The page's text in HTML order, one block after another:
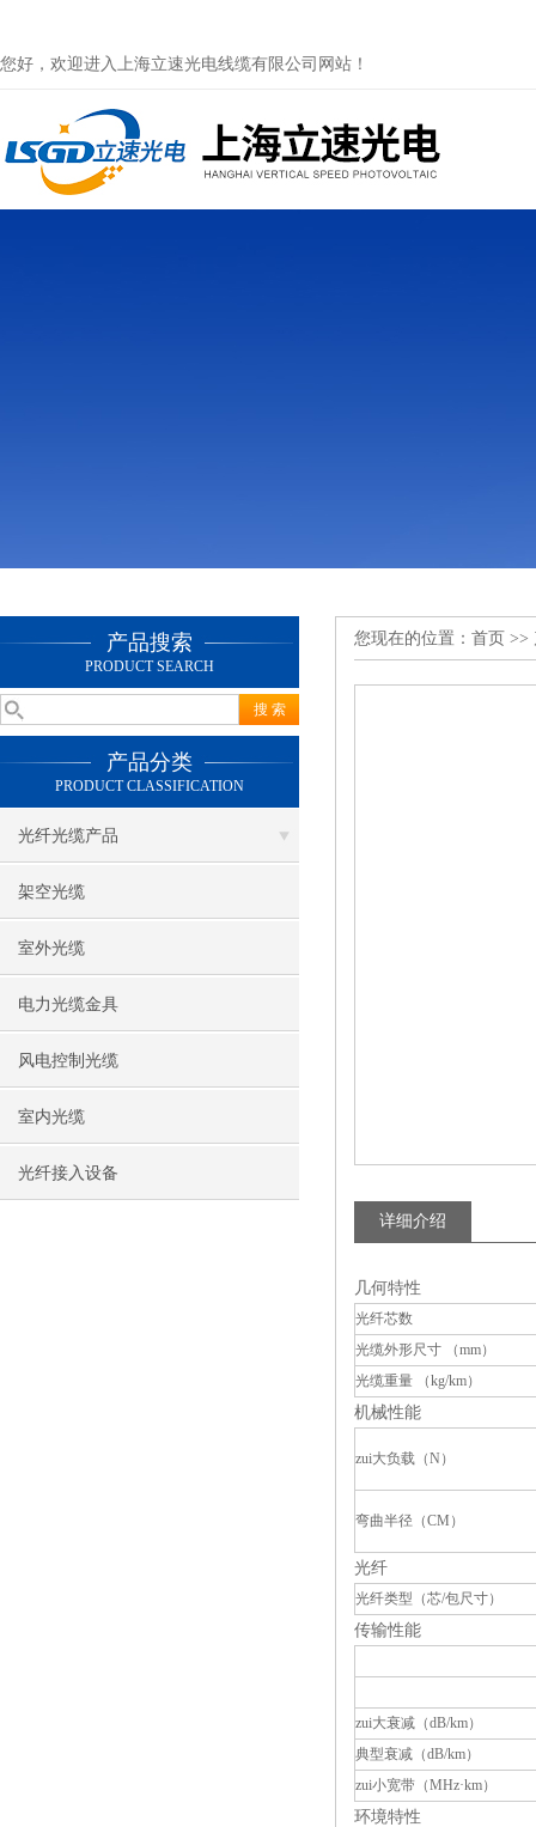
您好，欢迎进入上海立速光电线缆有限公司网站！
产品搜索
PRODUCT SEARCH
产品分类
PRODUCT CLASSIFICATION
光纤光缆产品
架空光缆
室外光缆
电力光缆金具
风电控制光缆
室内光缆
光纤接入设备
您现在的位置： 首页 >>
详细介绍
几何特性
光纤芯数
光缆外形尺寸 （mm）
光缆重量 （kg/km）
机械性能
zui大负载（N）
弯曲半径（CM）
光纤
光纤类型（芯/包尺寸）
传输性能
zui大衰减（dB/km）
典型衰减（dB/km）
zui小宽带（MHz·km）
环境特性